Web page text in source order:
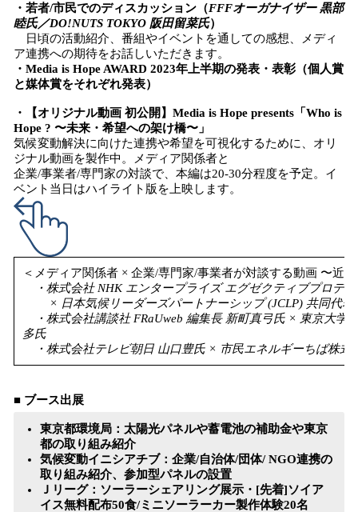
・若者/市民でのディスカッション（FFFオーガナイザー 黒部
睦氏／DO!NUTS TOKYO 阪田留菜氏）
日頃の活動紹介、番組やイベントを通しての感想、メディ
ア連携への期待をお話しいただきます。
・Media is Hope AWARD 2023年上半期の発表・表彰（個人賞
と媒体賞をそれぞれ発表）
・【オリジナル動画 初公開】Media is Hope presents「Who is
Hope ? 〜未来・希望への架け橋〜」
気候変動解決に向けた連携や希望を可視化するために、オリ
ジナル動画を製作中。メディア関係者と
企業/事業者/専門家の対談で、本編は20-30分程度を予定。イ
ベント当日はハイライト版を上映します。
＜メディア関係者 × 企業/専門家/事業者が対談する動画 〜近
・株式会社 NHK エンタープライズ エグゼクティブプロデ
× 日本気候リーダーズパートナーシップ (JCLP) 共同代表
・株式会社講談社 FRaUweb 編集長 新町真弓氏 × 東京大学
多氏
・株式会社テレビ朝日 山口豊氏 × 市民エネルギーちば株式
■ ブース出展
東京都環境局：太陽光パネルや蓄電池の補助金や東京
都の取り組み紹介
気候変動イニシアチブ：企業/自治体/団体/ NGO連携の
取り組み紹介、参加型パネルの設置
Ｊリーグ：ソーラーシェアリング展示・[先着]ソイア
イス無料配布50食/ミニソーラーカー製作体験20名